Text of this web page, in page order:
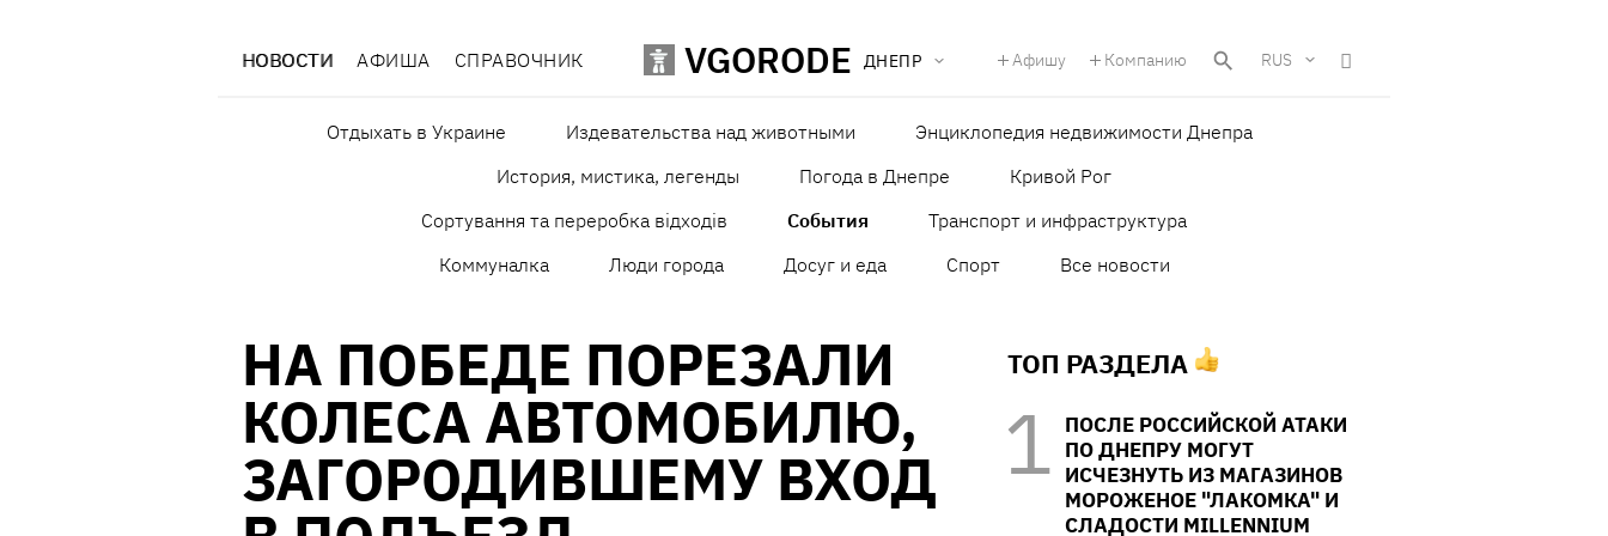
НОВОСТИ АФИША СПРАВОЧНИК VGORODE ДНЕПР Афишу Компанию RUS
Отдыхать в Украине Издевательства над животными
Энциклопедия недвижимости Днепра
История, мистика, легенды
Погода в Днепре
Кривой Рог
Сортування та переробка відходів
События
Транспорт и инфраструктура
Коммуналка
Люди города Досуг и еда Спорт Все новости
НА ПОБЕДЕ ПОРЕЗАЛИ
КОЛЕСА АВТОМОБИЛЮ,
ЗАГОРОДИВШЕМУ ВХОД
ТОП РАЗДЕЛА
ПОСЛЕ РОССИЙСКОЙ АТАКИ
ПО ДНЕПРУ МОГУТ
ИСЧЕЗНУТЬ ИЗ МАГАЗИНОВ
МОРОЖЕНОЕ "ЛАКОМКА" И
СЛАДОСТИ MILLENNIUM